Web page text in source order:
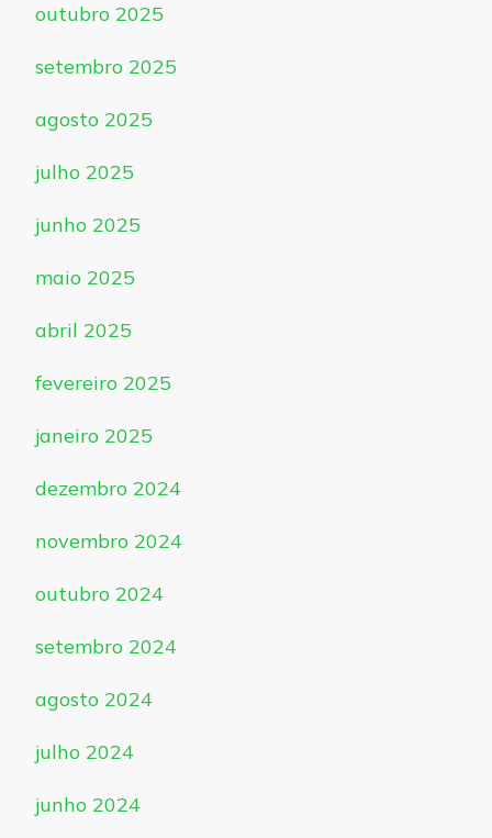
outubro 2025
setembro 2025
agosto 2025
julho 2025
junho 2025
maio 2025
abril 2025
fevereiro 2025
janeiro 2025
dezembro 2024
novembro 2024
outubro 2024
setembro 2024
agosto 2024
julho 2024
junho 2024